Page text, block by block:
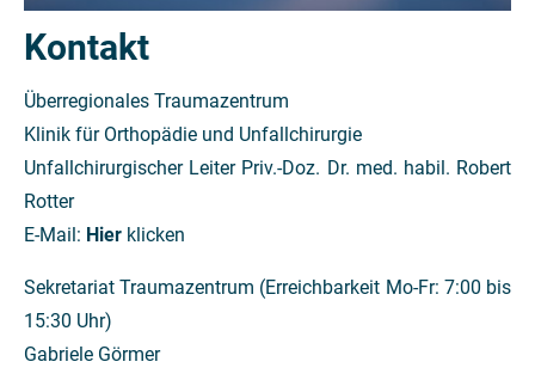
Kontakt
Überregionales Traumazentrum
Klinik für Orthopädie und Unfallchirurgie
Unfallchirurgischer Leiter Priv.-Doz. Dr. med. habil. Robert
Rotter
E-Mail: Hier klicken
Sekretariat Traumazentrum (Erreichbarkeit Mo-Fr: 7:00 bis
15:30 Uhr)
Gabriele Görmer